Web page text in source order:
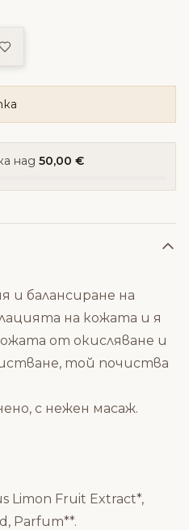
Добави в любими
над 50,00 €
и балансиране на
на кожата и я
от окисляване и
той почиства
с нежен масаж.
Limon Fruit Extract*,
Parfum**.